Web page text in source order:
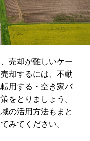
売却が難しいケー
却するには、不動
用する・空き家バ
をとりましょう。
の活用方法もまと
みてください。